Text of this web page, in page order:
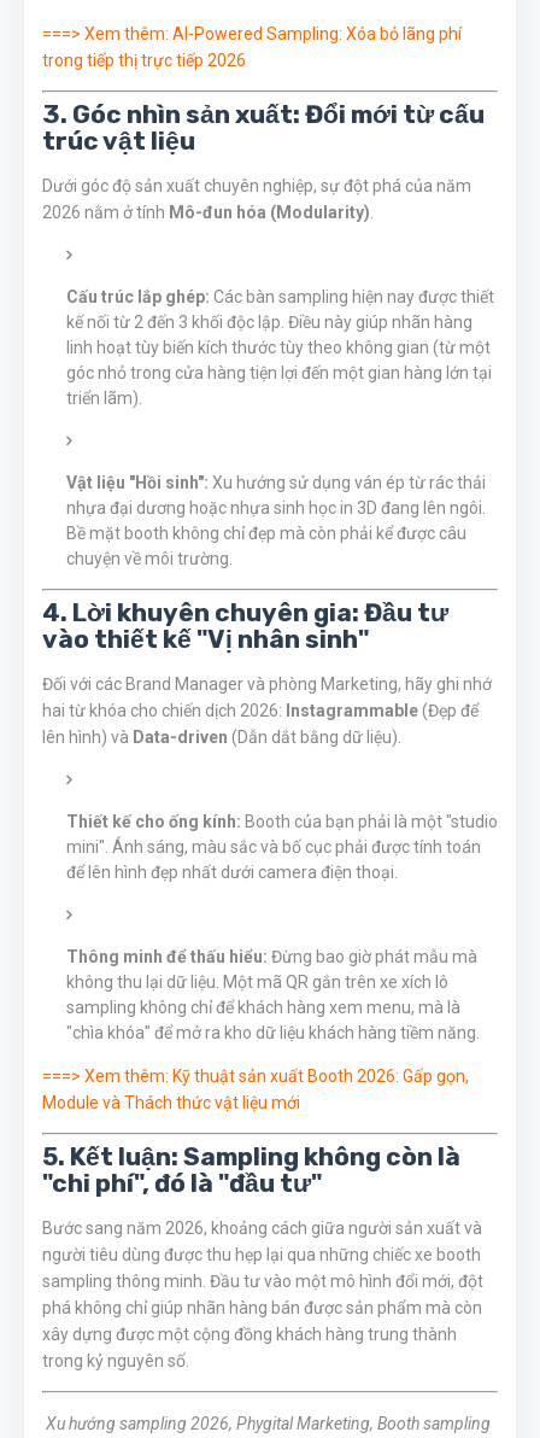
===> Xem thêm: AI-Powered Sampling: Xóa bỏ lãng phí
trong tiếp thị trực tiếp 2026
3. Góc nhìn sản xuất: Đổi mới từ cấu
trúc vật liệu
Dưới góc độ sản xuất chuyên nghiệp, sự đột phá của năm
2026 nằm ở tính Mô-đun hóa (Modularity)
Cấu trúc lắp ghép: Các bàn sampling hiện nay được thiết
kế nối từ 2 đến 3 khối độc lập. Điều này giúp nhãn hàng
linh hoạt tùy biến kích thước tùy theo không gian (từ một
góc nhỏ trong cửa hàng tiện lợi đến một gian hàng lớn tại
triển lãm).
Vật liệu "Hồi sinh": Xu hướng sử dụng ván ép từ rác thải
nhựa đại dương hoặc nhựa sinh học in 3D đang lên ngôi.
Bề mặt booth không chỉ đẹp mà còn phải kể được câu
chuyện về môi trường.
4. Lời khuyên chuyên gia: Đầu tư
vào thiết kế "Vị nhân sinh"
Đối với các Brand Manager và phòng Marketing, hãy ghi nhớ
hai từ khóa cho chiến dịch 2026: Instagrammable(Đẹp để
lên hình) và Data-driven (Dẫn dắt bằng dữ liệu).
Thiết kế cho ống kính: Booth của bạn phải là một "studio
mini". Ánh sáng, màu sắc và bố cục phải được tính toán
để lên hình đẹp nhất dưới camera điện thoại.
Thông minh để thấu hiểu: Đừng bao giờ phát mẫu mà
không thu lại dữ liệu. Một mã QR gắn trên xe xích lô
sampling không chỉ để khách hàng xem menu, mà là
"chìa khóa" để mở ra kho dữ liệu khách hàng tiềm năng.
===> Xem thêm: Kỹ thuật sản xuất Booth 2026: Gấp gọn,
Module và Thách thức vật liệu mới
5. Kết luận: Sampling không còn là
"chi phí", đó là "đầu tư"
Bước sang năm 2026, khoảng cách giữa người sản xuất và
người tiêu dùng được thu hẹp lại qua những chiếc xe booth
sampling thông minh. Đầu tư vào một mô hình đổi mới, đột
phá không chỉ giúp nhãn hàng bán được sản phẩm mà còn
xây dựng được một cộng đồng khách hàng trung thành
trong kỷ nguyên số.
Xu hướng sampling 2026, Phygital Marketing, Booth sampling